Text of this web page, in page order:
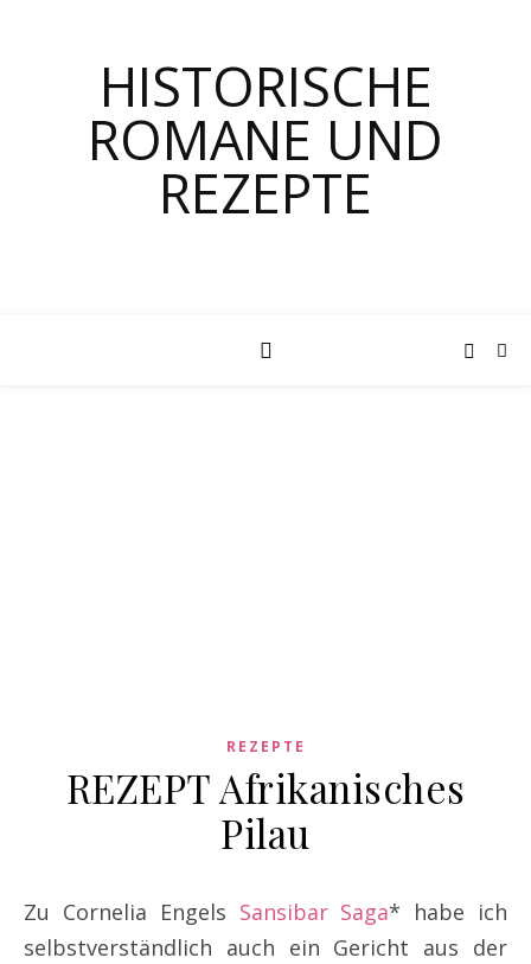
HISTORISCHE
ROMANE UND
REZEPTE
REZEPTE
REZEPT Afrikanisches
Pilau
Zu Cornelia Engels Sansibar Saga* habe ich
selbstverständlich auch ein Gericht aus der